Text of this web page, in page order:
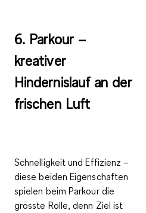
6. Parkour –
kreativer
Hindernislauf an der
frischen Luft
Schnelligkeit und Effizienz –
diese beiden Eigenschaften
spielen beim Parkour die
grösste Rolle, denn Ziel ist